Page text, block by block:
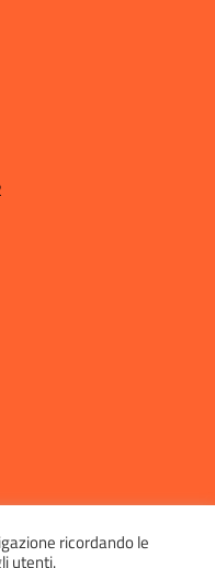
ricordando le
utenti.